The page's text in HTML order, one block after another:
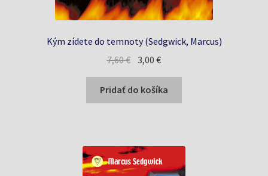
Kým zídete do temnoty (Sedgwick, Marcus)
7,60€ Pôvodná
bola:
7,60 €.
3,00€Aktuálna
je:
3,00 €.
Pridať do košíka